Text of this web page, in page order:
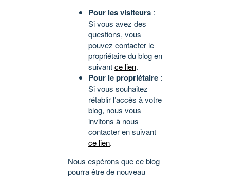
Pour les visiteurs :
Si vous avez des
questions, vous
pouvez contacter le
propriétaire du blog en
suivantce lien.
Pour le propriétaire :
Si vous souhaitez
rétablir l’accès à votre
blog, nous vous
invitons à nous
contacter en suivant
ce lien.
Nous espérons que ce blog
pourra être de nouveau